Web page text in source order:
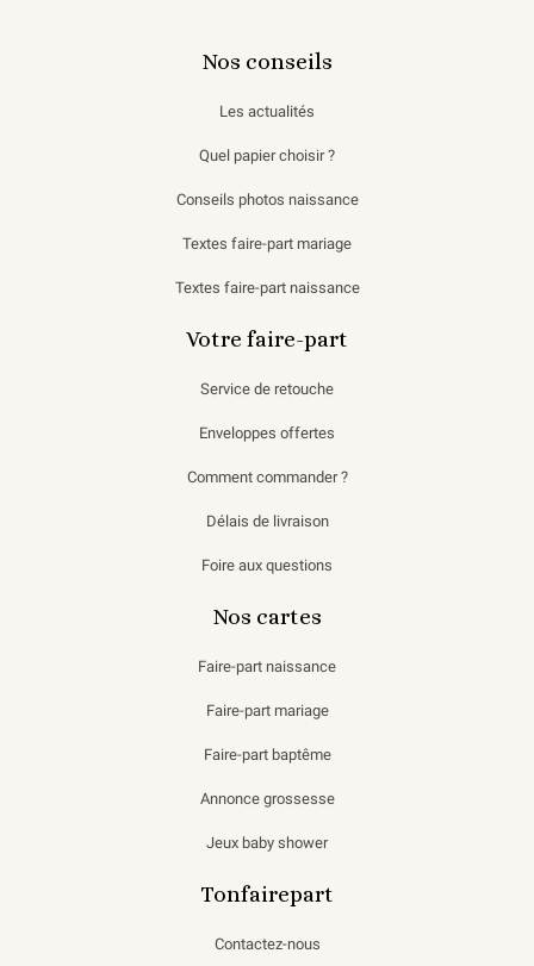
Nos conseils
Les actualités
Quel papier choisir ?
Conseils photos naissance
Textes faire-part mariage
Textes faire-part naissance
Votre faire-part
Service de retouche
Enveloppes offertes
Comment commander ?
Délais de livraison
Foire aux questions
Nos cartes
Faire-part naissance
Faire-part mariage
Faire-part baptême
Annonce grossesse
Jeux baby shower
Tonfairepart
Contactez-nous